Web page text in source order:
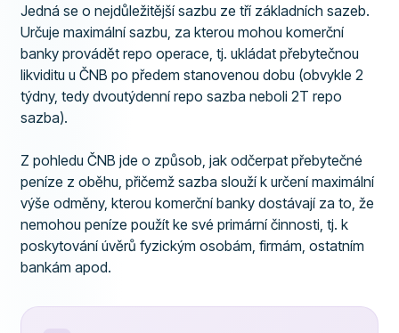
Jedná se o nejdůležitější sazbu ze tří základních sazeb.
Určuje maximální sazbu, za kterou mohou komerční
banky provádět repo operace, tj. ukládat přebytečnou
likviditu u ČNB po předem stanovenou dobu (obvykle 2
týdny, tedy dvoutýdenní repo sazba neboli 2T repo
sazba).
Z pohledu ČNB jde o způsob, jak odčerpat přebytečné
peníze z oběhu, přičemž sazba slouží k určení maximální
výše odměny, kterou komerční banky dostávají za to, že
nemohou peníze použít ke své primární činnosti, tj. k
poskytování úvěrů fyzickým osobám, firmám, ostatním
bankám apod.